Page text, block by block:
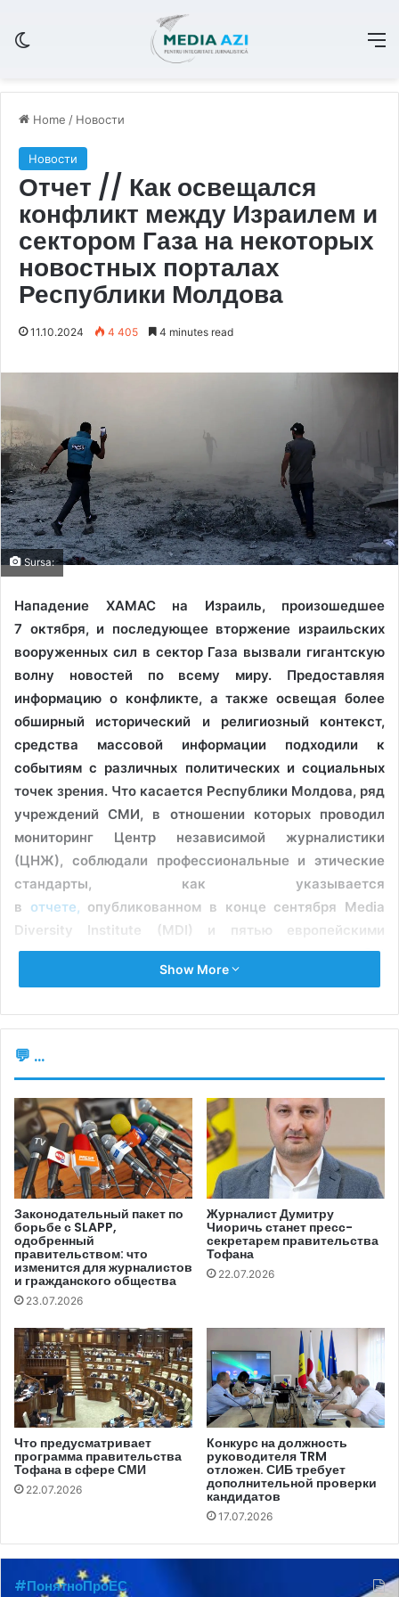
Home / Новости
Новости
Отчет // Как освещался
конфликт между Израилем и
сектором Газа на некоторых
новостных порталах
Республики Молдова
11.10.2024 4 405 4 minutes read
Sursa:
Нападение ХАМАС на Израиль, произошедшее
7 октября, и последующее вторжение израильских
вооруженных сил в сектор Газа вызвали гигантскую
волну новостей по всему миру. Предоставляя
информацию о конфликте, а также освещая более
обширный исторический и религиозный контекст,
средства массовой информации подходили к
событиям с различных политических и социальных
точек зрения. Что касается Республики Молдова, ряд
учреждений СМИ, в отношении которых проводил
мониторинг Центр независимой журналистики
(ЦНЖ), соблюдали профессиональные и этические
стандарты, как указывается
в отчете, опубликованном в конце сентября Media
Diversity Institute (MDI) и пятью европейскими
партнерскими организациями в рамках проектаGet
информации из шести европейских стран (Бельгии,
Северной Ирландии), в его рамках рассматривается то,
как они освещали тему конфликта между Израилем и
сектором Газа, начиная с момента нападения
7 октября 2023 г. до середины июля 2024 г. Материалы
анализировались в соответствии с определенными
критериями: предвзятость, использование
оскорбительных слов и стереотипов, а также
специфической терминологии.
Республике Молдова проводился в отношении
около 250 материалов прессы, опубликованных и
транслировавшихся Radio Moldova, Radio Chișinău,
Jurnal TV, Unimedia.info и Stiri.md.
Вотчетеуказывается, что большинство
опубликованных в Молдове материалов об этом
конфликте являются не оригинальными текстами, а
образом, в том, что касается
, в
Show More
💬 ...
Законодательный пакет по
борьбе с SLAPP,
одобренный
правительством: что
изменится для журналистов
и гражданского общества
23.07.2026
Журналист Думитру
Чиоричь станет пресс-
секретарем правительства
Тофана
22.07.2026
Что предусматривает
программа правительства
Тофана в сфере СМИ
22.07.2026
Конкурс на должность
руководителя TRM
отложен. СИБ требует
дополнительной проверки
кандидатов
17.07.2026
#ПонятноПроЕС